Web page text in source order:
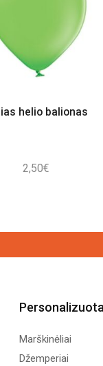
helio balionas
2,50€
Marškinėliai
Džemperiai